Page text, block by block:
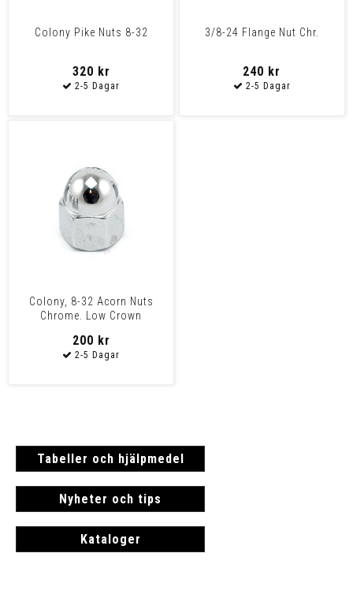
Colony Pike Nuts 8-32
320 kr
3/8-24 Flange Nut Chr.
240 kr
Colony, 8-32 Acorn Nuts
Chrome. Low Crown
200 kr
Tabeller och hjälpmedel
Nyheter och tips
Kataloger